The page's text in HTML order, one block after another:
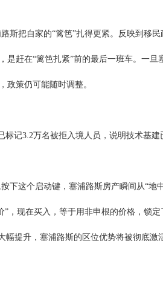
把自家的“篱笆”扎得更紧。反映到移民
是赶在“篱笆扎紧”前的最后一班车。一旦
政策仍可能随时调整。
标记3.2万名被拒入境人员，说明技术基建
下这个启动键，塞浦路斯房产瞬间从“地
”，现在买入，等于用非申根的价格，锁定
幅提升，塞浦路斯的区位优势将被彻底激